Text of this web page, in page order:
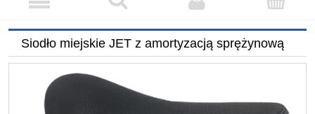
Siodło miejskie JET z amortyzacją sprężynową